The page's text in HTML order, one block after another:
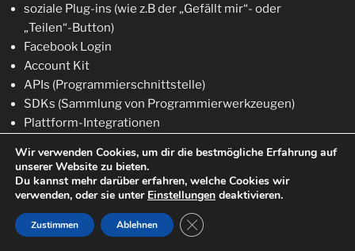
soziale Plug-ins (wie z.B der „Gefällt mir“- oder
„Teilen“-Button)
Facebook Login
Account Kit
APIs (Programmierschnittstelle)
SDKs (Sammlung von Programmierwerkzeugen)
Plattform-Integrationen
Codes
Spezifikationen
Dokumentationen
Technologien und Dienstleistungen
Wir verwenden Cookies, um dir die bestmögliche Erfahrung auf
unserer Website zu bieten.
Du kannst mehr darüber erfahren, welche Cookies wir
verwenden, oder sie unter Einstellungen deaktivieren.
Zustimmen Ablehnen GDPR Cookie-Banner schließen